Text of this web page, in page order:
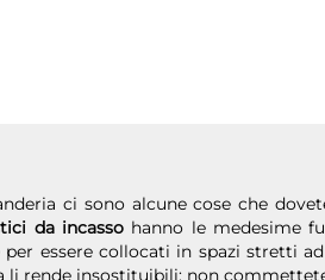
ci sono alcune cose che
da incasso hanno le medesime
essere collocati in spazi stretti
rende insostituibili: non